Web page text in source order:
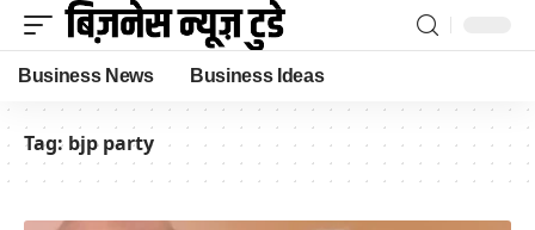
Business News Business Ideas
Tag: bjp party